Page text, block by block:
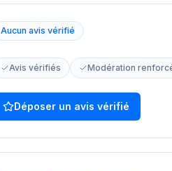
Aucun avis vérifié
Avis vérifiés Modération
Déposer un avis vérifié